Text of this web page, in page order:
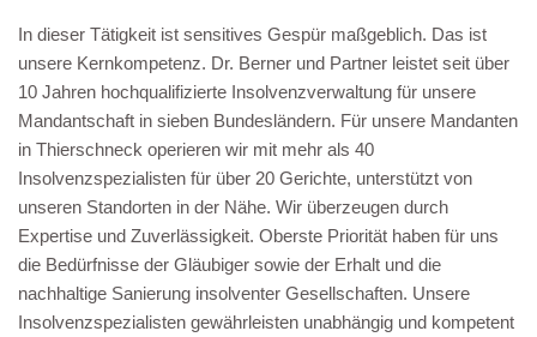
In dieser Tätigkeit ist sensitives Gespür maßgeblich. Das ist
unsere Kernkompetenz. Dr. Berner und Partner leistet seit über
10 Jahren hochqualifizierte Insolvenzverwaltung für unsere
Mandantschaft in sieben Bundesländern. Für unsere Mandanten
in Thierschneck operieren wir mit mehr als 40
Insolvenzspezialisten für über 20 Gerichte, unterstützt von
unseren Standorten in der Nähe. Wir überzeugen durch
Expertise und Zuverlässigkeit. Oberste Priorität haben für uns
die Bedürfnisse der Gläubiger sowie der Erhalt und die
nachhaltige Sanierung insolventer Gesellschaften. Unsere
Insolvenzspezialisten gewährleisten unabhängig und kompetent